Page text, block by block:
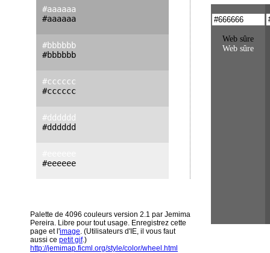
Web sûre
Web sûre
#aaaaaa
#aaaaaa
#bbbbbb
#bbbbbb
#cccccc
#cccccc
#dddddd
#dddddd
#eeeeee
Palette de 4096 couleurs version 2.1 par Jemima
Pereira. Libre pour tout usage. Enregistrez cette
page et l'image. (Utilisateurs d'IE, il vous faut
aussi ce petit gif.)
http://jemimap.ficml.org/style/color/wheel.html